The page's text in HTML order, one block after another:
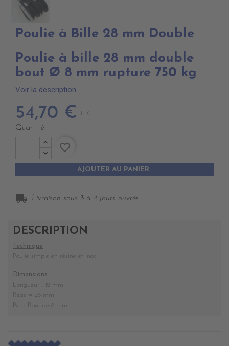
Poulie à Bille 28 mm Double
Poulie à bille 28 mm double
bout Ø 8 mm rupture 750 kg
Voir la description
54,70 € TTC
Quantité
AJOUTER AU PANIER
favorite_border
local_shipping Livraison sous 3 à 4 jours ouvrés.
DESCRIPTION
Technique
Poulie simple en résine et Inox
Dimensions
Longueur :112 mm
Réas = 28 mm
Pour Bout de 8 mm